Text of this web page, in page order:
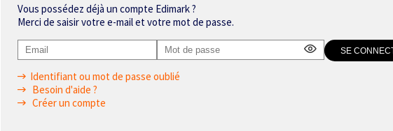
Vous possédez déjà un compte Edimark ?
Merci de saisir votre e-mail et votre mot de passe.
Identifiant ou mot de passe oublié
Besoin d'aide ?
Créer un compte